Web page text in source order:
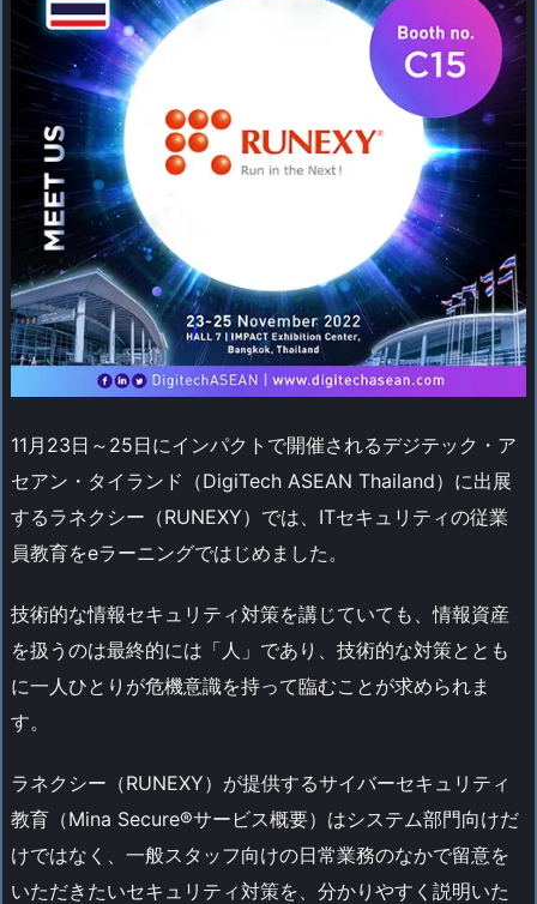
11月23日～25日にインパクトで開催されるデジテック・ア
セアン・タイランド（DigiTech ASEAN Thailand）に出展
するラネクシー（RUNEXY）では、ITセキュリティの従業
員教育をeラーニングではじめました。
技術的な情報セキュリティ対策を講じていても、情報資産
を扱うのは最終的には「人」であり、技術的な対策ととも
に一人ひとりが危機意識を持って臨むことが求められま
す。
ラネクシー（RUNEXY）が提供するサイバーセキュリティ
教育（Mina Secure®サービス概要）はシステム部門向けだ
けではなく、一般スタッフ向けの日常業務のなかで留意を
いただきたいセキュリティ対策を、分かりやすく説明いた